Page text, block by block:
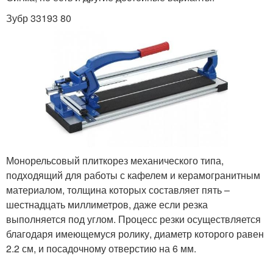
Зубр 33193 80
Монорельсовый плиткорез механического типа,
подходящий для работы с кафелем и керамогранитным
материалом, толщина которых составляет пять –
шестнадцать миллиметров, даже если резка
выполняется под углом. Процесс резки осуществляется
благодаря имеющемуся ролику, диаметр которого равен
2.2 см, и посадочному отверстию на 6 мм.